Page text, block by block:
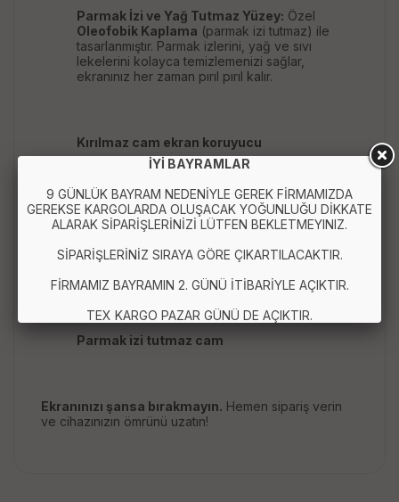
Parmak İzi ve Yağ Tutmaz Yüzey: Özel
Oleofobik Kaplama (parmak izi tutmaz) ile
tasarlanmıştır. Parmak izlerini, yağ ve sıvı
lekelerini kolayca temizlemenizi sağlar,
ekranınız her zaman pırıl pırıl kalır.
Kırılmaz cam ekran koruyucu
9H sertlik
HD Clear ekran koruyucu
Parmak izi tutmaz cam
Ekranınızı şansa bırakmayın. Hemen sipariş verin
ve cihazınızın ömrünü uzatın!
İYİ BAYRAMLAR
9 GÜNLÜK BAYRAM NEDENİYLE GEREK FİRMAMIZDA
GEREKSE KARGOLARDA OLUŞACAK YOĞUNLUĞU DİKKATE
ALARAK SİPARİŞLERİNİZİ LÜTFEN BEKLETMEYINIZ.
SİPARİŞLERİNİZ SIRAYA GÖRE ÇIKARTILACAKTIR.
FİRMAMIZ BAYRAMIN 2. GÜNÜ İTİBARİYLE AÇIKTIR.
TEX KARGO PAZAR GÜNÜ DE AÇIKTIR.